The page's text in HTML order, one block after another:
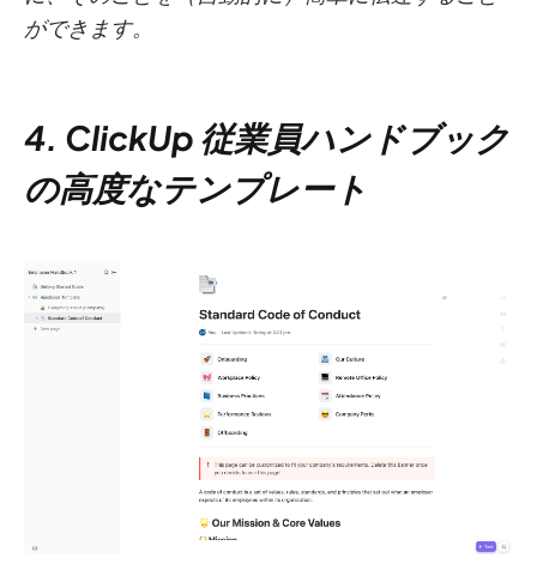
ができます。
4. ClickUp 従業員ハンドブック
の高度なテンプレート